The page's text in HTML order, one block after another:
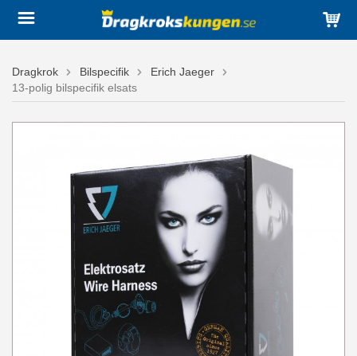
Dragkrok Bilspecifik
Erich Jaeger
13-polig bilspecifik elsats